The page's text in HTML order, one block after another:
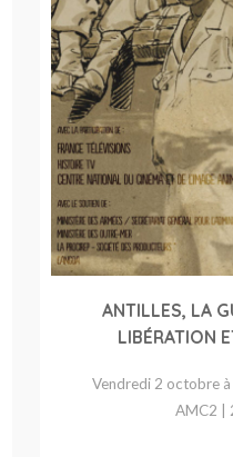
ANTILLES, LA
LIBÉRATION
Vendredi 2 octobre
AMC2 |